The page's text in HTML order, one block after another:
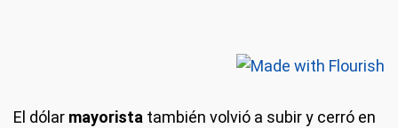
El dólar mayorista también volvió a subir y cerró en